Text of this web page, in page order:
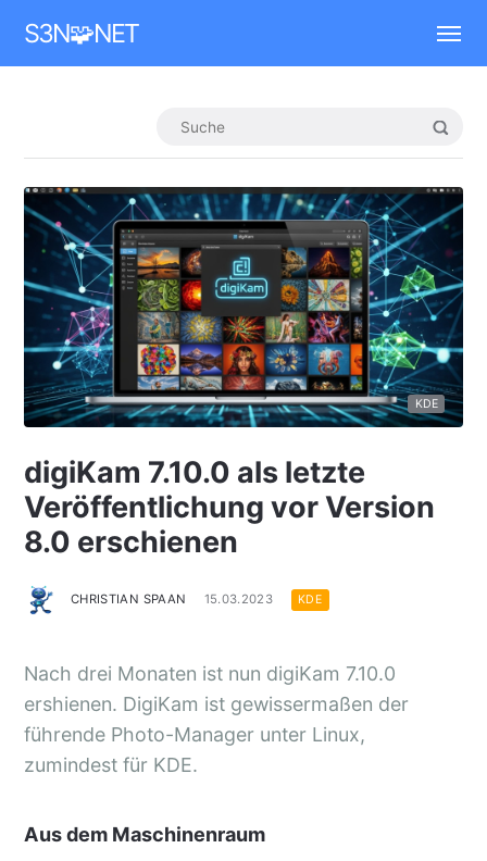
S3N🧩NET
KDE
digiKam 7.10.0 als letzte
Veröffentlichung vor Version
8.0 erschienen
CHRISTIAN SPAAN 15.03.2023 KDE
Nach drei Monaten ist nun digiKam 7.10.0
ershienen. DigiKam ist gewissermaßen der
führende Photo-Manager unter Linux,
zumindest für KDE.
Aus dem Maschinenraum